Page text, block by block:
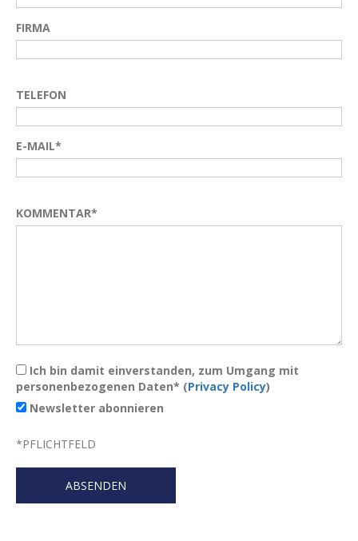
FIRMA
TELEFON
E-MAIL*
KOMMENTAR*
Ich bin damit einverstanden, zum Umgang mit
personenbezogenen Daten* (Privacy Policy)
Newsletter abonnieren
*PFLICHTFELD